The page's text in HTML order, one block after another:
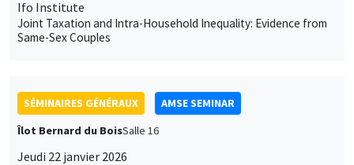
Ifo Institute
Joint Taxation and Intra-Household Inequality: Evidence from
Same-Sex Couples
SÉMINAIRES GÉNÉRAUX
AMSE SEMINAR
Îlot Bernard du BoisSalle 16
Jeudi 22 janvier 2026